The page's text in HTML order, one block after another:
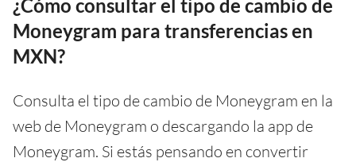
¿Cómo consultar el tipo de cambio de
Moneygram para transferencias en
MXN?
Consulta el tipo de cambio de Moneygram en la
web de Moneygram o descargando la app de
Moneygram. Si estás pensando en convertir